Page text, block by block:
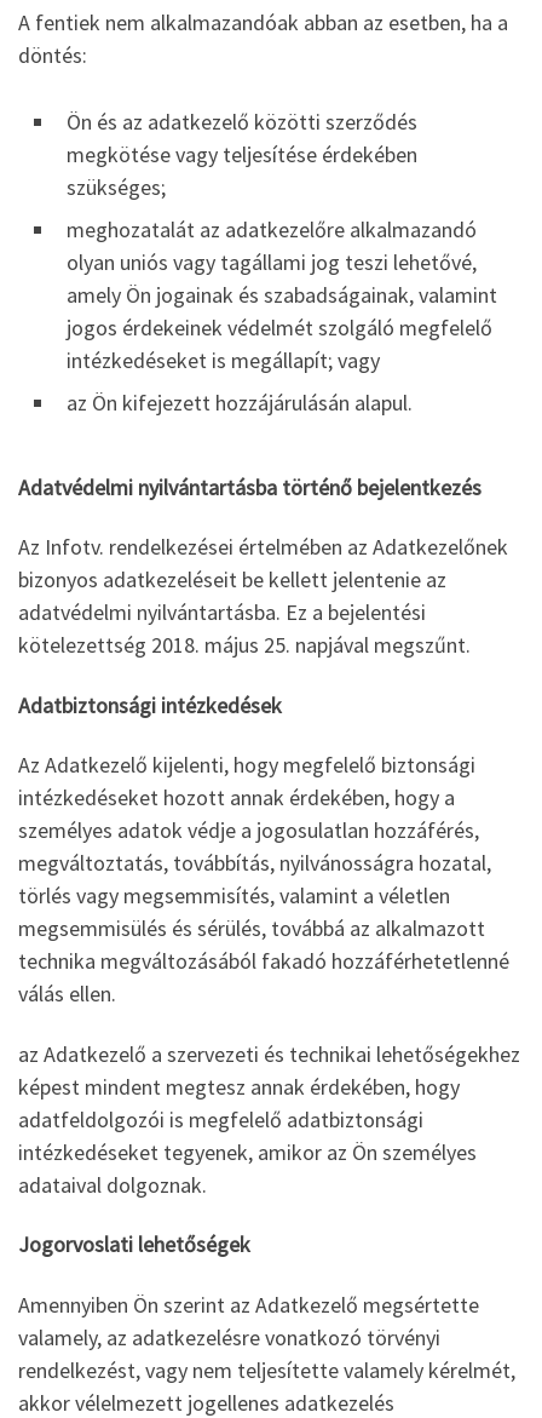
A fentiek nem alkalmazandóak abban az esetben, ha a
döntés:
Ön és az adatkezelő közötti szerződés
megkötése vagy teljesítése érdekében
szükséges;
meghozatalát az adatkezelőre alkalmazandó
olyan uniós vagy tagállami jog teszi lehetővé,
amely Ön jogainak és szabadságainak, valamint
jogos érdekeinek védelmét szolgáló megfelelő
intézkedéseket is megállapít; vagy
az Ön kifejezett hozzájárulásán alapul.
Adatvédelmi nyilvántartásba történő bejelentkezés
Az Infotv. rendelkezései értelmében az Adatkezelőnek
bizonyos adatkezeléseit be kellett jelentenie az
adatvédelmi nyilvántartásba. Ez a bejelentési
kötelezettség 2018. május 25. napjával megszűnt.
Adatbiztonsági intézkedések
Az Adatkezelő kijelenti, hogy megfelelő biztonsági
intézkedéseket hozott annak érdekében, hogy a
személyes adatok védje a jogosulatlan hozzáférés,
megváltoztatás, továbbítás, nyilvánosságra hozatal,
törlés vagy megsemmisítés, valamint a véletlen
megsemmisülés és sérülés, továbbá az alkalmazott
technika megváltozásából fakadó hozzáférhetetlenné
válás ellen.
az Adatkezelő a szervezeti és technikai lehetőségekhez
képest mindent megtesz annak érdekében, hogy
adatfeldolgozói is megfelelő adatbiztonsági
intézkedéseket tegyenek, amikor az Ön személyes
adataival dolgoznak.
Jogorvoslati lehetőségek
Amennyiben Ön szerint az Adatkezelő megsértette
valamely, az adatkezelésre vonatkozó törvényi
rendelkezést, vagy nem teljesítette valamely kérelmét,
akkor vélelmezett jogellenes adatkezelés